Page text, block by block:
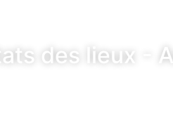
des lieux -